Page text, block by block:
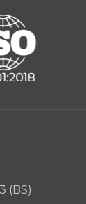
(BS)